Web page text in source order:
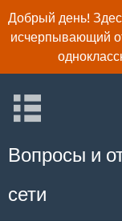
Добрый день!
исчерпывающий
Вопросы и
сети